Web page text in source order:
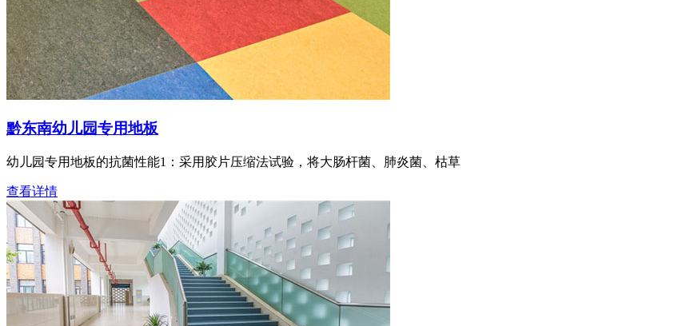
黔东南幼儿园专用地板
幼儿园专用地板的抗菌性能1：采用胶片压缩法试验，将大肠杆菌、肺炎菌、枯草
查看详情